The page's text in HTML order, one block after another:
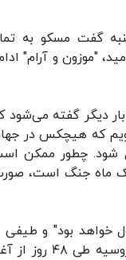
گفت مسکو به تمام
"موزون و آرام" ادامه
دیگر گفته می‌شود که
که هیچکس در جهان
چطور ممکن است
ماه جنگ است، صورت
بود" و طیفی از
ده‌ها هزار تا صدها هزار تن ارائه کرد. او مدعی شد که تعداد سربازانی که روسیه طی ۴۸ روز از آغاز